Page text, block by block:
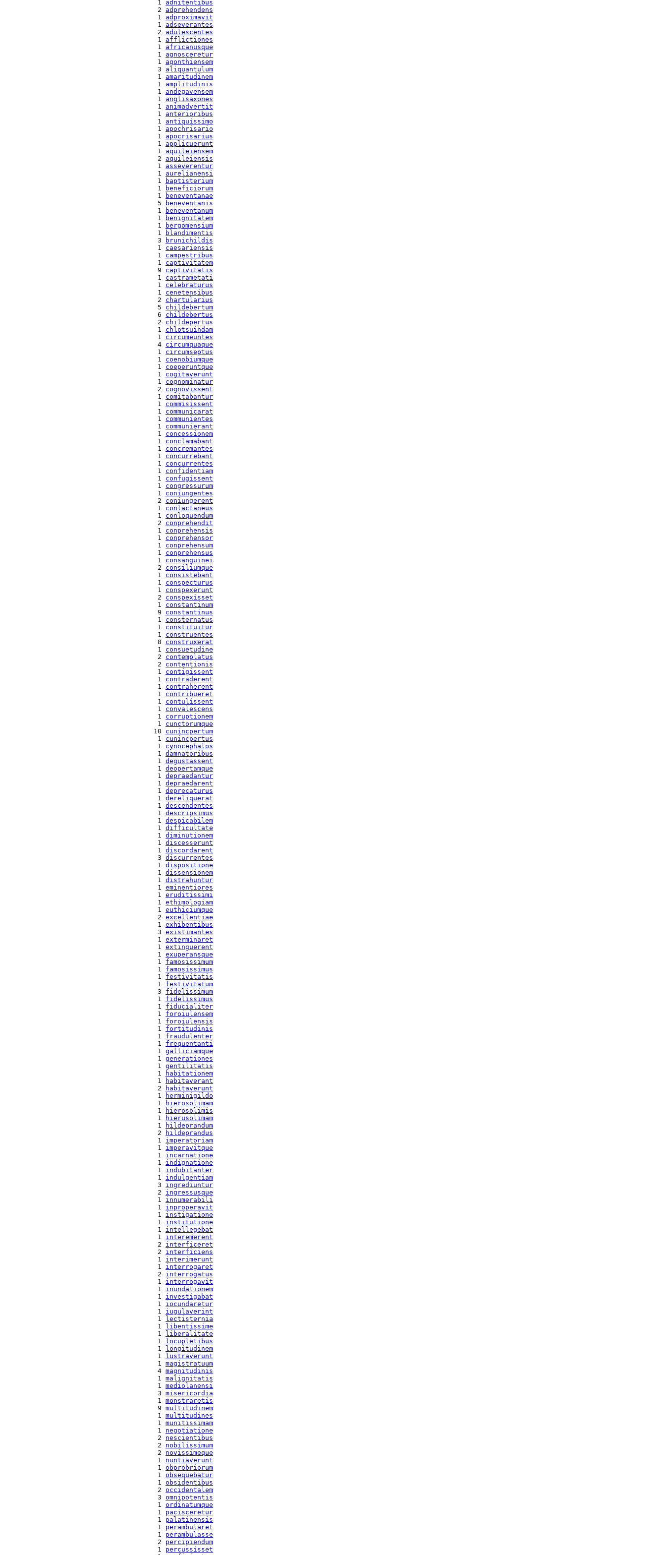
  1
adnitentibus
  2
adprehendens
  1
adproximavit
  1
adseverantes
  2
adulescentes
  1
afflictiones
  1
africanusque
  1
agnosceretur
  1
agonthiensem
  3
aliquantulum
  1
amaritudinem
  1
amplitudinis
  1
andegavensem
  1
anglisaxones
  1
animadvertit
  1
anterioribus
  1
antiquissimo
  1
apochrisario
  1
apocrisarius
  1
applicuerunt
  1
aquileiensem
  2
aquileiensis
  1
asseverentur
  1
aurelianensi
  1
baptisterium
  1
beneficiorum
  1
beneventanae
  5
beneventanis
  1
beneventanum
  1
benignitatem
  1
bergomensium
  1
blandimentis
  3
brunichildis
  1
caesariensis
  1
campestribus
  1
captivitatem
  9
captivitatis
  1
castrametati
  1
celebraturus
  1
cenetensibus
  2
chartularius
  5
childebertum
  6
childebertus
  2
childepertus
  1
chlotsuindam
  1
circumeuntes
  4
circumquaque
  1
circumseptus
  1
coenobiumque
  1
coeperuntque
  1
cogitaverunt
  1
cognominatur
  2
cognovissent
  1
comitabantur
  1
commisissent
  1
communicarat
  1
communientes
  1
communierant
  1
concessionem
  1
conclamabant
  1
concremantes
  1
concurrebant
  1
concurrentes
  1
confidentiam
  1
confugissent
  1
congressurum
  1
coniungentes
  2
coniungerent
  1
conlactaneus
  1
conloquendum
  2
conprehendit
  1
conprehensis
  1
conprehensor
  1
conprehensum
  1
conprehensus
  1
consanguinei
  2
consiliumque
  1
consistebant
  1
conspecturus
  1
conspexerunt
  2
conspexisset
  1
constantinum
  9
constantinus
  1
consternatus
  1
constituitur
  1
construentes
  8
construxerat
  1
consuetudine
  2
contemplatus
  2
contentionis
  1
contigissent
  1
contraderent
  1
contraherent
  1
contribueret
  1
contulissent
  1
convalescens
  1
corruptionem
  1
cunctorumque
10 cunincpertum
  1
cunincpertus
  1
cynocephalos
  1
damnatoribus
  1
degustassent
  1
deopertamque
  1
depraedantur
  1
depraedarent
  1
deprecaturus
  1
dereliquerat
  1
descendentes
  1
descripsimus
  1
despicabilem
  1
difficultate
  1
diminutionem
  1
discesserunt
  1
discordarent
  3
discurrentes
  1
dispositione
  1
dissensionem
  1
distrahuntur
  1
eminentiores
  1
eruditissimi
  1
ethimologiam
  1
euthiciumque
  2
excellentiae
  1
exhibentibus
  3
existimantes
  1
exterminaret
  1
extinguerent
  1
exuperansque
  1
famosissimum
  1
famosissimus
  1
festivitatis
  1
festivitatum
  3
fidelissimum
  1
fidelissimus
  1
fiducialiter
  1
foroiulensem
  1
foroiulensis
  1
fortitudinis
  1
fraudulenter
  1
frequentanti
  1
galliciamque
  1
generationes
  1
gentilitatis
  1
habitationem
  1
habitaverant
  2
habitaverunt
  1
herminigildo
  1
hierosolimam
  1
hierosolimis
  1
hierusolimam
  1
hildeprandum
  2
hildeprandus
  1
imperatoriam
  1
imperavitque
  1
incarnatione
  1
indignatione
  1
indubitanter
  1
indulgentiam
  3
ingrediuntur
  2
ingressusque
  1
innumerabili
  1
inproperavit
  1
instigatione
  1
institutione
  1
intellegebat
  1
interemerent
  2
interficeret
  2
interficiens
  1
interimerunt
  1
interrogaret
  2
interrogatus
  1
interrogavit
  1
inundationem
  1
investigabat
  1
iocundaretur
  1
iugulaverint
  1
lectisternia
  1
libentissime
  1
liberalitate
  1
locupletibus
  1
longitudinem
  1
lustraverunt
  1
magistratuum
  4
magnitudinis
  1
malignitatis
  1
mediolanensi
  3
misericordia
  1
monstraretis
  9
multitudinem
  1
multitudines
  1
munitissimam
  1
negotiatione
  2
nescientibus
  2
nobilissimum
  2
novissimeque
  1
nuntiaverunt
  1
obprobriorum
  1
obsequebatur
  1
obsidentibus
  2
occidentalem
  3
omnipotentis
  1
ordinatumque
  1
pacisceretur
  1
palatinensis
  1
perambularet
  1
perambulasse
  2
percipiendum
  1
percussisset